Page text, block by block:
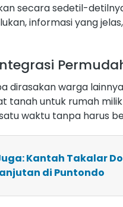
secara sedetil-
informasi yang
dirasakan warga
tanah untuk rumah
waktu tanpa harus
Kantah Takalar
di Puntondo